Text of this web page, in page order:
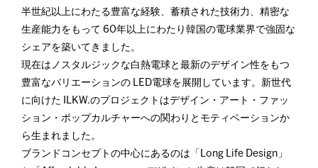
半世紀以上にわたる豊富な経験、蓄積された技術力、精密な
生産能力をもって 60年以上にわたり韓国の電球業界で強固な
シェアを築いてきました。
現在はノスタルジックな白熱電球と最新のデザイン性をもつ
豊富なバリエーションの LED電球を展開しています。新世代
に向けた ILKW.のプロジェクトはデザイン・アート・ファッ
ション・ポップカルチャーへの関わりとモティベーションか
ら生まれました。
ブランドコンセプトの中心にあるのは「Long Life Design」